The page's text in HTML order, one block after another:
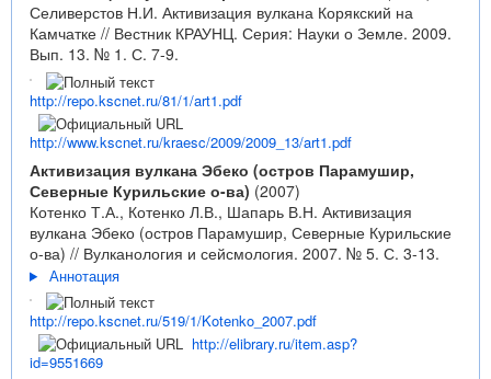
Селиверстов Н.И. Активизация вулкана Корякский на
Камчатке // Вестник КРАУНЦ. Серия: Науки о Земле. 2009.
Вып. 13. № 1. С. 7-9.
http://repo.kscnet.ru/81/1/art1.pdf
http://www.kscnet.ru/kraesc/2009/2009_13/art1.pdf
Активизация вулкана Эбеко (остров Парамушир,
Северные Курильские о-ва) (2007)
Котенко Т.А., Котенко Л.В., Шапарь В.Н. Активизация
вулкана Эбеко (остров Парамушир, Северные Курильские
о-ва) // Вулканология и сейсмология. 2007. № 5. С. 3-13.
Аннотация
http://repo.kscnet.ru/519/1/Kotenko_2007.pdf
http://elibrary.ru/item.asp?
id=9551669